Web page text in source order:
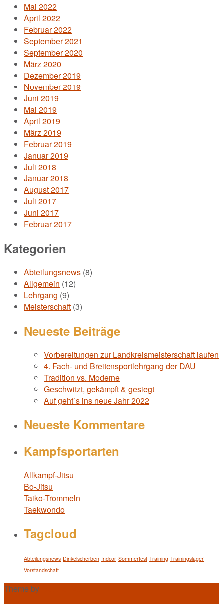
Mai 2022
April 2022
Februar 2022
September 2021
September 2020
März 2020
Dezember 2019
November 2019
Juni 2019
Mai 2019
April 2019
März 2019
Februar 2019
Januar 2019
Juli 2018
Januar 2018
August 2017
Juli 2017
Juni 2017
Februar 2017
Kategorien
Abteilungsnews (8)
Allgemein (12)
Lehrgang (9)
Meisterschaft (3)
Neueste Beiträge
Vorbereitungen zur Landkreismeisterschaft laufen
4. Fach- und Breitensportlehrgang der DAU
Tradition vs. Moderne
Geschwitzt, gekämpft & gesiegt
Auf geht`s ins neue Jahr 2022
Neueste Kommentare
Kampfsportarten
Allkampf-Jitsu
Bo-Jitsu
Taiko-Trommeln
Taekwondo
Tagcloud
Abteilungsnews Dinkelscherben Indoor Sommerfest Training Trainingslager
Vorstandschaft
Theme by